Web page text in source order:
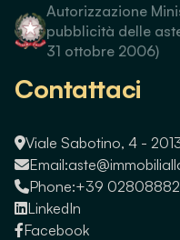
Autorizzazione
pubblicità delle
31 ottobre 2006)
Contattaci
Viale Sabotino, 4 -
Email:
Phone:+39
LinkedIn
Facebook